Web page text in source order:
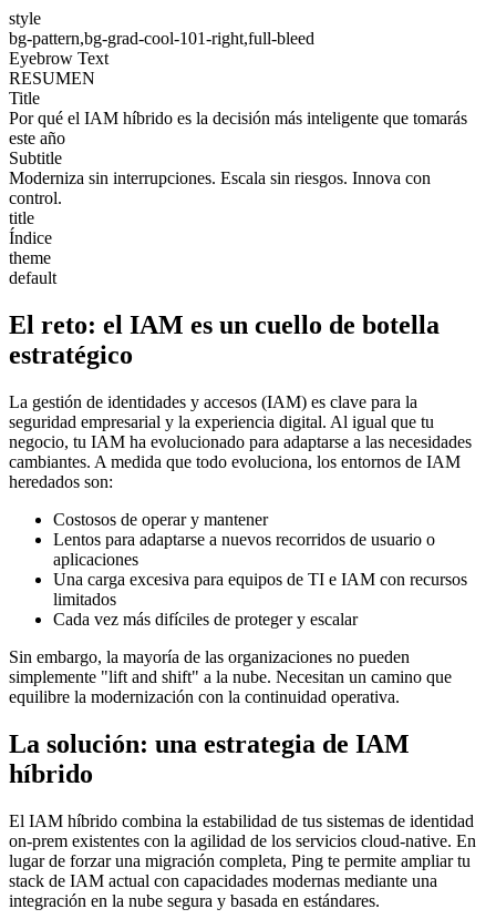
style
bg-pattern,bg-grad-cool-101-right,full-bleed
Eyebrow Text
RESUMEN
Title
Por qué el IAM híbrido es la decisión más inteligente que tomarás
este año
Subtitle
Moderniza sin interrupciones. Escala sin riesgos. Innova con
control.
title
Índice
theme
default
El reto: el IAM es un cuello de botella
estratégico
La gestión de identidades y accesos (IAM) es clave para la
seguridad empresarial y la experiencia digital. Al igual que tu
negocio, tu IAM ha evolucionado para adaptarse a las necesidades
cambiantes. A medida que todo evoluciona, los entornos de IAM
heredados son:
Costosos de operar y mantener
Lentos para adaptarse a nuevos recorridos de usuario o
aplicaciones
Una carga excesiva para equipos de TI e IAM con recursos
limitados
Cada vez más difíciles de proteger y escalar
Sin embargo, la mayoría de las organizaciones no pueden
simplemente "lift and shift" a la nube. Necesitan un camino que
equilibre la modernización con la continuidad operativa.
La solución: una estrategia de IAM
híbrido
El IAM híbrido combina la estabilidad de tus sistemas de identidad
on-prem existentes con la agilidad de los servicios cloud-native. En
lugar de forzar una migración completa, Ping te permite ampliar tu
stack de IAM actual con capacidades modernas mediante una
integración en la nube segura y basada en estándares.